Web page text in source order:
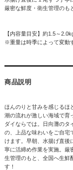
厳密な鮮度・衛生管理のも
【内容量目安】約1.5～
※重量は時季によって変動
商品説明
ほんのりと甘みを感じるほ
潮の流れが激しい海域で育
ダイならでは。日向灘のタ
の、上品な味わいをご自宅
けます。早朝、水揚げ直後
寧に活締め作業を実施。厳
生管理のもと、全国へ生鮮
す！